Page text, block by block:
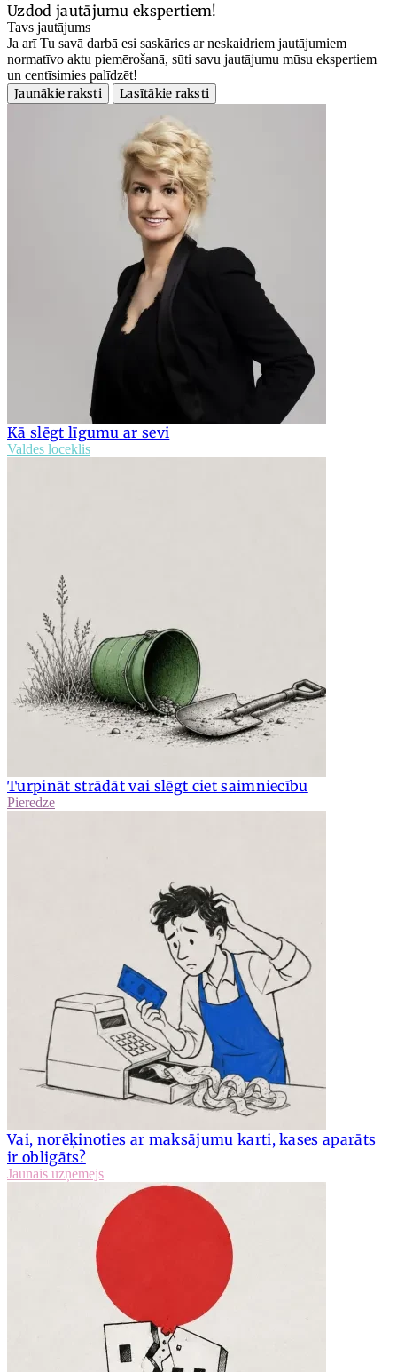
Uzdod jautājumu ekspertiem!
Tavs jautājums
Ja arī Tu savā darbā esi saskāries ar neskaidriem jautājumiem
normatīvo aktu piemērošanā, sūti savu jautājumu mūsu ekspertiem
un centīsimies palīdzēt!
Jaunākie raksti
Lasītākie raksti
Kā slēgt līgumu ar sevi
Valdes loceklis
Turpināt strādāt vai slēgt ciet saimniecību
Pieredze
Vai, norēķinoties ar maksājumu karti, kases aparāts
ir obligāts?
Jaunais uzņēmējs